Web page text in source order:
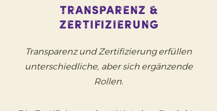
Transparenz &
Zertifizierung
Transparenz und Zertifizierung erfüllen
unterschiedliche, aber sich ergänzende
Rollen.